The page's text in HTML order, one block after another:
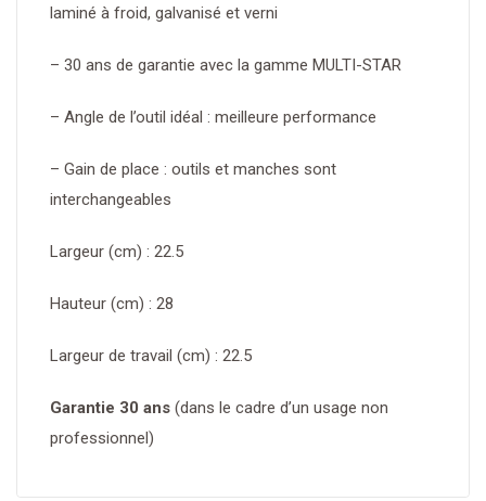
laminé à froid, galvanisé et verni
– 30 ans de garantie avec la gamme MULTI-STAR
– Angle de l’outil idéal : meilleure performance
– Gain de place : outils et manches sont
interchangeables
Largeur (cm) : 22.5
Hauteur (cm) : 28
Largeur de travail (cm) : 22.5
Garantie 30 ans (dans le cadre d’un usage non
professionnel)